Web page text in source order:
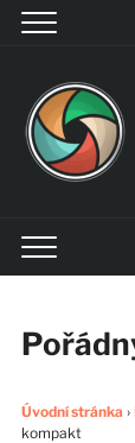
Úvodní stránka ›
kompakt